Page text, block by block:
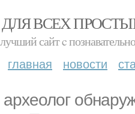
ВСЕХ
сайт c
главная новости